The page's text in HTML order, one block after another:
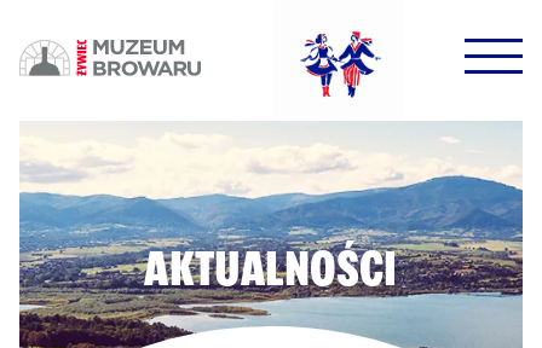
DOWODZIKI DO KONTROLI!
POTWIERDŹ
AKTUALNOŚCI